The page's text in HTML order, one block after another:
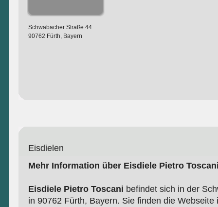
Schwabacher Straße 44
90762 Fürth, Bayern
Eisdielen
Mehr Information über Eisdiele Pietro
Eisdiele Pietro Toscani befindet sich in der
in 90762 Fürth, Bayern. Sie finden die Webseite